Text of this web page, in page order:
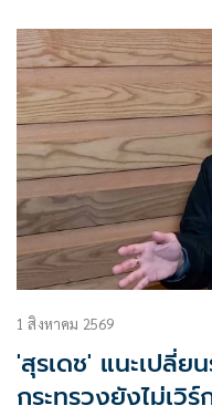
1 สิงหาคม 2569
'สุรเดช' แนะเปลี่
กระทรวงยังไม่เวิร์